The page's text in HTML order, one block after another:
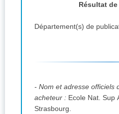
Résultat de
Département(s) de
- Nom et adresse officiels
acheteur : Ecole Nat. Sup
Strasbourg.